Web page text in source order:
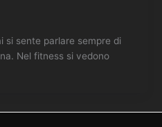
si sente parlare sempre di
Nel fitness si vedono